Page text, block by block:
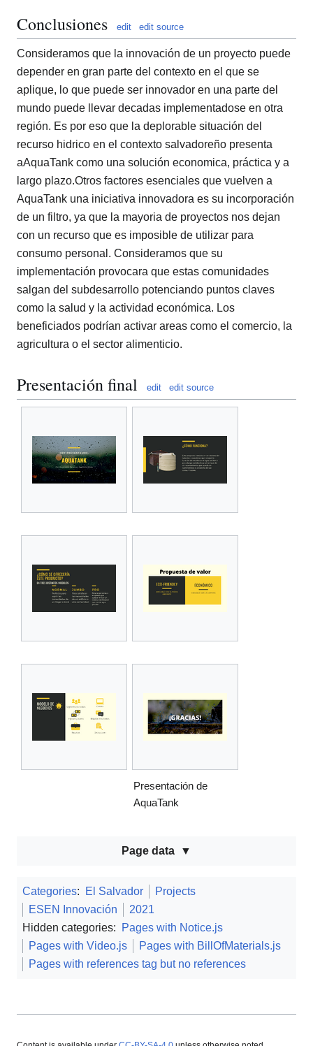
Conclusiones edit edit source
Consideramos que la innovación de un proyecto puede
depender en gran parte del contexto en el que se
aplique, lo que puede ser innovador en una parte del
mundo puede llevar decadas implementadose en otra
región. Es por eso que la deplorable situación del
recurso hidrico en el contexto salvadoreño presenta
aAquaTank como una solución economica, práctica y a
largo plazo.Otros factores esenciales que vuelven a
AquaTank una iniciativa innovadora es su incorporación
de un filtro, ya que la mayoria de proyectos nos dejan
con un recurso que es imposible de utilizar para
consumo personal. Consideramos que su
implementación provocara que estas comunidades
salgan del subdesarrollo potenciando puntos claves
como la salud y la actividad económica. Los
beneficiados podrían activar areas como el comercio, la
agricultura o el sector alimenticio.
Presentación final edit edit source
Presentación de
AquaTank
Page data
Categories: El Salvador
Projects
ESEN Innovación
2021
Hidden categories:
Pages with Notice.js
Pages with Video.js
Pages with BillOfMaterials.js
Pages with references tag but no references